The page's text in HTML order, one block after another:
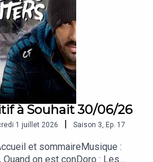
à Souhait 30/06/26
1 juillet 2026 | Saison 3, Ep. 17
et sommaireMusique :
on est conDoro : Les